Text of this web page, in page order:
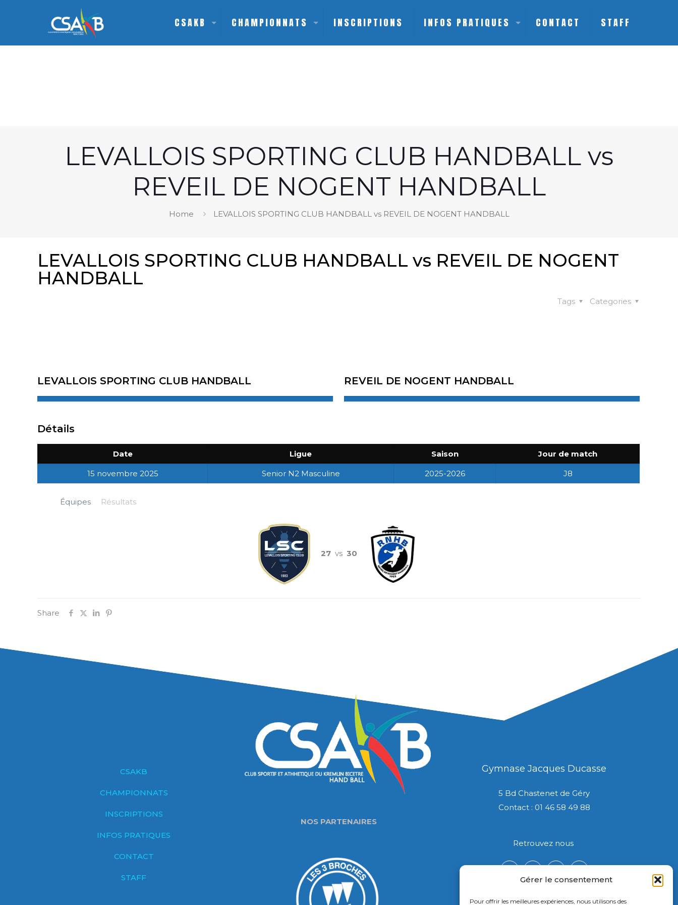
Gérer le consentement
Pour offrir les meilleures expériences, nous utilisons des
CSAKB CHAMPIONNATS INSCRIPTIONS INFOS PRATIQUES CONTACT STAFF
LEVALLOIS SPORTING CLUB HANDBALL vs
REVEIL DE NOGENT HANDBALL
Home LEVALLOIS SPORTING CLUB HANDBALL vs REVEIL DE NOGENT HANDBALL
LEVALLOIS SPORTING CLUB HANDBALL vs REVEIL DE NOGENT
HANDBALL
Categories
Tags
LEVALLOIS SPORTING CLUB HANDBALL REVEIL DE NOGENT HANDBALL
Détails
Date Ligue Saison Jour de match
15 novembre 2025 Senior N2 Masculine 2025-2026 J8
Équipes Résultats
27 vs 30
Share
CSAKB
CHAMPIONNATS
INSCRIPTIONS
INFOS PRATIQUES
CONTACT
STAFF
NOS PARTENAIRES
Gymnase Jacques Ducasse
5 Bd Chastenet de Géry
Contact : 01 46 58 49 88
Retrouvez nous